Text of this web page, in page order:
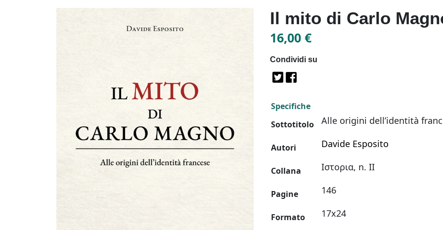
Il mito di Carlo
16,00€
Condividi su
Specifiche
Sottotitolo
Alle origini dell’identità
Autori Davide Esposito
Collana Ιστορια, n. II
Pagine 146
Formato 17x24